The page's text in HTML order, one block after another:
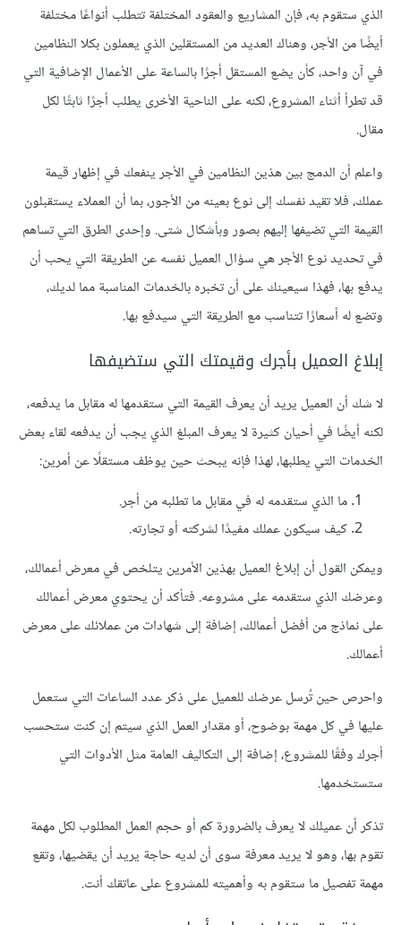
الذي ستقوم به، فإن المشاريع والعقود المختلفة تتطلب أنواعًا مختلفة
أيضًا من الأجر، وهناك العديد من المستقلين الذي يعملون بكلا النظامين
في آن واحد، كأن يضع المستقل أجرًا بالساعة على الأعمال الإضافية التي
قد تطرأ أثناء المشروع، لكنه على الناحية الأخرى يطلب أجرًا ثابتًا لكل
مقال.
واعلم أن الدمج بين هذين النظامين في الأجر ينفعك في إظهار قيمة
عملك، فلا تقيد نفسك إلى نوع بعينه من الأجور، بما أن العملاء يستقبلون
القيمة التي تضيفها إليهم بصور وبأشكال شتى. وإحدى الطرق التي تساهم
في تحديد نوع الأجر هي سؤال العميل نفسه عن الطريقة التي يحب أن
يدفع بها، فهذا سيعينك على أن تخبره بالخدمات المناسبة مما لديك،
وتضع له أسعارًا تتناسب مع الطريقة التي سيدفع بها.
إبلاغ العميل بأجرك وقيمتك التي ستضيفها
لا شك أن العميل يريد أن يعرف القيمة التي ستقدمها له مقابل ما يدفعه،
لكنه أيضًا في أحيان كثيرة لا يعرف المبلغ الذي يجب أن يدفعه لقاء بعض
الخدمات التي يطلبها، لهذا فإنه يبحث حين يوظف مستقلًا عن أمرين:
ما الذي ستقدمه له في مقابل ما تطلبه من أجر.
كيف سيكون عملك مفيدًا لشركته أو تجارته.
ويمكن القول أن إبلاغ العميل بهذين الأمرين يتلخص في معرض أعمالك،
وعرضك الذي ستقدمه على مشروعه. فتأكد أن يحتوي معرض أعمالك
على نماذج من أفضل أعمالك، إضافة إلى شهادات من عملائك على معرض
أعمالك.
واحرص حين تُرسل عرضك للعميل على ذكر عدد الساعات التي ستعمل
عليها في كل مهمة بوضوح، أو مقدار العمل الذي سيتم إن كنت ستحسب
أجرك وفقًا للمشروع، إضافة إلى التكاليف العامة مثل الأدوات التي
ستستخدمها.
تذكر أن عميلك لا يعرف بالضرورة كم أو حجم العمل المطلوب لكل مهمة
تقوم بها، وهو لا يريد معرفة سوى أن لديه حاجة يريد أن يقضيها، وتقع
مهمة تفصيل ما ستقوم به وأهميته للمشروع على عاتقك أنت.